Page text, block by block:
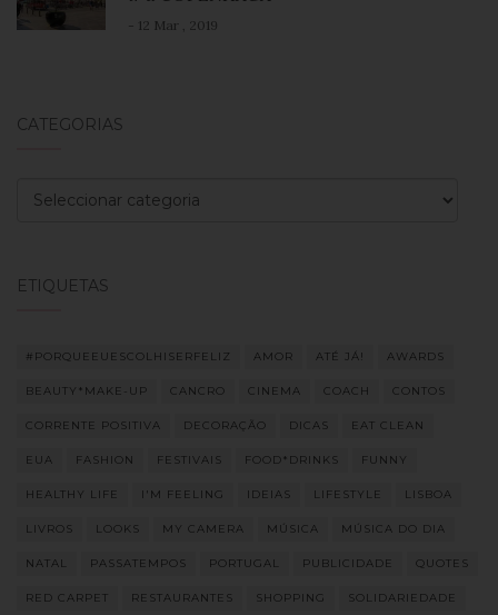
- 12 Mar , 2019
CATEGORIAS
Categorias
ETIQUETAS
#PORQUEEUESCOLHISERFELIZ AMOR ATÉ JÁ! AWARDS
BEAUTY*MAKE-UP CANCRO CINEMA COACH CONTOS
CORRENTE POSITIVA DECORAÇÃO DICAS EAT CLEAN
EUA FASHION FESTIVAIS FOOD*DRINKS FUNNY
HEALTHY LIFE I'M FEELING IDEIAS LIFESTYLE LISBOA
LIVROS LOOKS MY CAMERA MÚSICA MÚSICA DO DIA
NATAL PASSATEMPOS PORTUGAL PUBLICIDADE QUOTES
RED CARPET RESTAURANTES SHOPPING SOLIDARIEDADE